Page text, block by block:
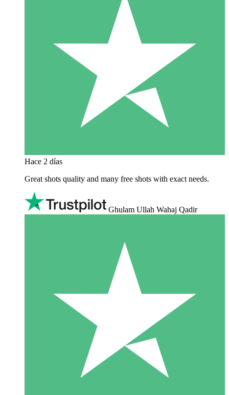
Hace 2 días
Great shots quality and many free shots with exact needs.
Ghulam Ullah Wahaj Qadir